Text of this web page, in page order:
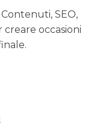
SEO,
occasioni